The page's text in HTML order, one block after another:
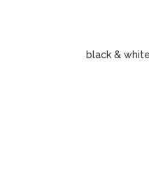
black &